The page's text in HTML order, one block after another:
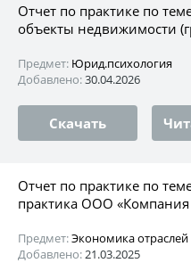
Отчет по практике по
объекты недвижимости
Предмет: Юрид.психология
Добавлено:30.04.2026
Скачать
Отчет по практике по
практика ООО «Компания
Предмет:Экономика отраслей
Добавлено:21.03.2025